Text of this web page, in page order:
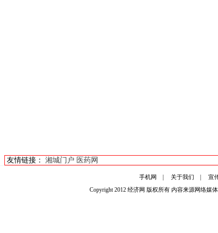
友情链接： 湘城门户 医药网
手机网 关于我们 |宣
Copyright 2012经济网 版权所有 内容来源网络媒